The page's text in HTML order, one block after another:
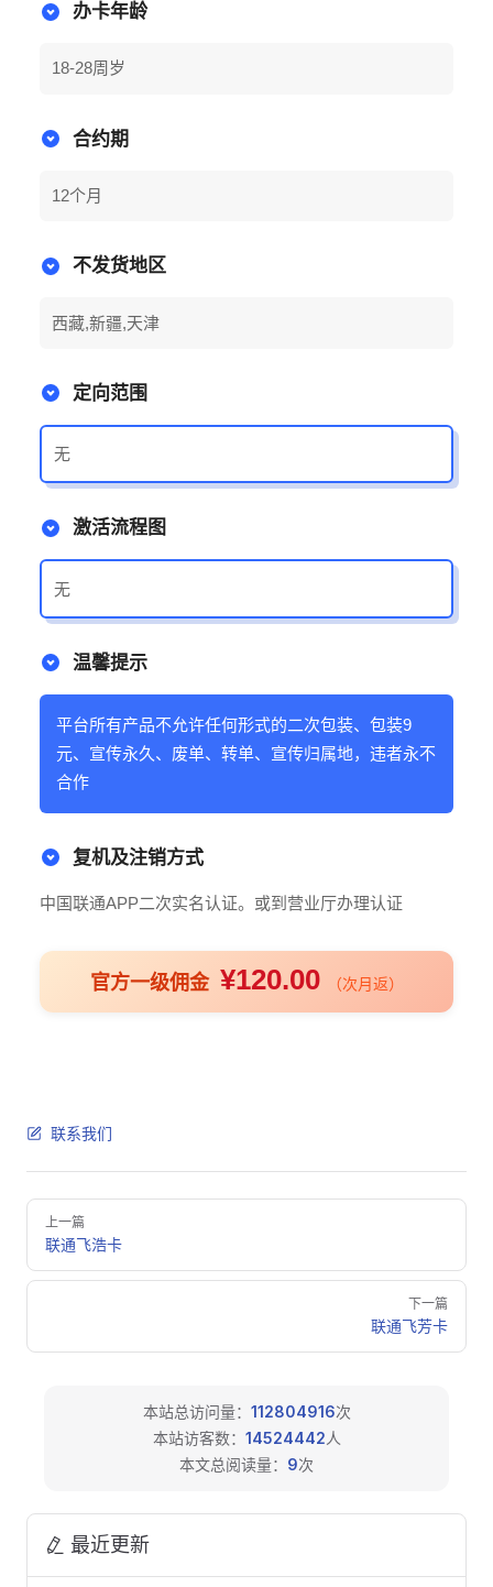
办卡年龄
18-28周岁
合约期
12个月
不发货地区
西藏,新疆,天津
定向范围
无
激活流程图
无
温馨提示
平台所有产品不允许任何形式的二次包装、包装9
元、宣传永久、废单、转单、宣传归属地，违者永不
合作
复机及注销方式
中国联通APP二次实名认证。或到营业厅办理认证
官方一级佣金 ¥120.00 （次月返）
联系我们
Pager
上一篇
联通飞浩卡
下一篇
联通飞芳卡
本站总访问量： 112804916次
本站访客数： 14524442人
本文总阅读量： 9次
最近更新